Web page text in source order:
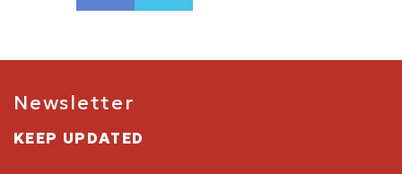
Newsletter
KEEP UPDATED